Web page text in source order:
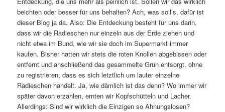
beichten oder besser für uns behalten? Ach, was soll’s, dafür ist
dieser Blog ja da. Also: Die Entdeckung besteht für uns darin,
dass wir die Radieschen nur einzeln aus der Erde ziehen und
nicht etwa im Bund, wie wir sie doch im Supermarkt immer
kaufen. Bisher hatten wir stets die roten Knollen abgebissen oder
entfernt und anschließend das gesammelte Grün entsorgt, ohne
zu registrieren, dass es sich letztlich um lauter einzelne
Radieschen handelt. Ja, wie dämlich ist das denn? Wo immer wir
später davon erzählen, ernten wir Kopfschütteln und Lacher.
Allerdings: Sind wir wirklich die Einzigen so Ahnungslosen?